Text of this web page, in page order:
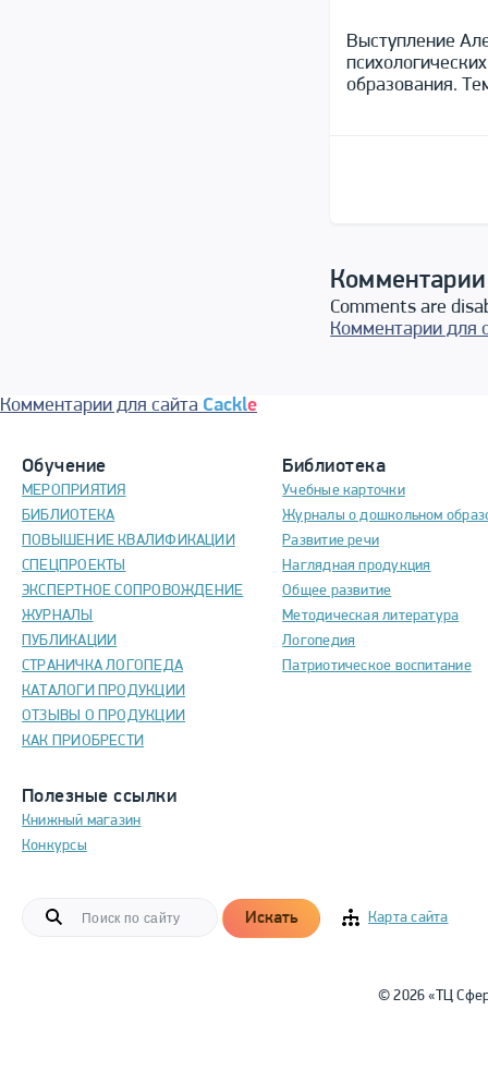
Выступление
образования.
Comments are
Комментарии для
Комментарии для сайта Cackle
Обучение
МЕРОПРИЯТИЯ
БИБЛИОТЕКА
ПОВЫШЕНИЕ КВАЛИФИКАЦИИ
СПЕЦПРОЕКТЫ
ЭКСПЕРТНОЕ СОПРОВОЖДЕНИЕ
ЖУРНАЛЫ
ПУБЛИКАЦИИ
СТРАНИЧКА ЛОГОПЕДА
КАТАЛОГИ ПРОДУКЦИИ
ОТЗЫВЫ О ПРОДУКЦИИ
КАК ПРИОБРЕСТИ
Полезные ссылки
Книжный магазин
Конкурсы
Библиотека
Учебные карточки
Журналы о дошкольном
Развитие речи
Наглядная продукция
Общее развитие
Методическая литература
Логопедия
Патриотическое воспитание
Искать Карта сайта
© 2026 «ТЦ